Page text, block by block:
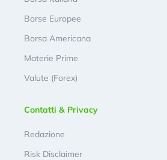
Borse Europee
Borsa Americana
Materie Prime
Valute (Forex)
Contatti & Privacy
Redazione
Risk Disclaimer